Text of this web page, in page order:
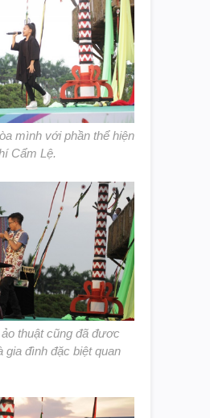
mình với phần thể hiện
Cẩm Lệ.
thuật cũng đã đươc
gia đình đặc biệt quan